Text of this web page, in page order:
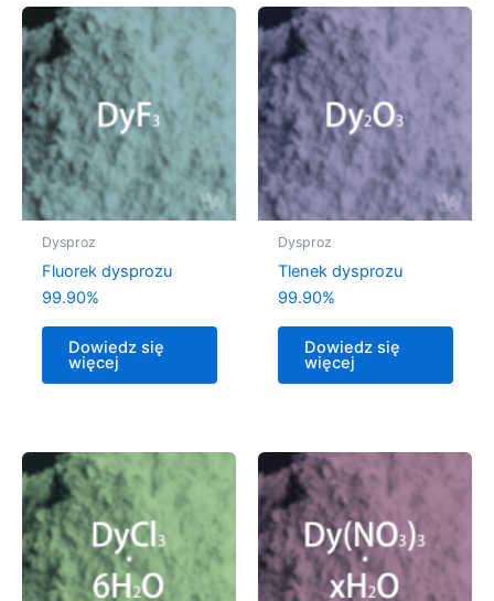
Dysproz
Fluorek dysprozu
99.90%
Dowiedz się
więcej
Dysproz
Tlenek dysprozu
99.90%
Dowiedz się
więcej